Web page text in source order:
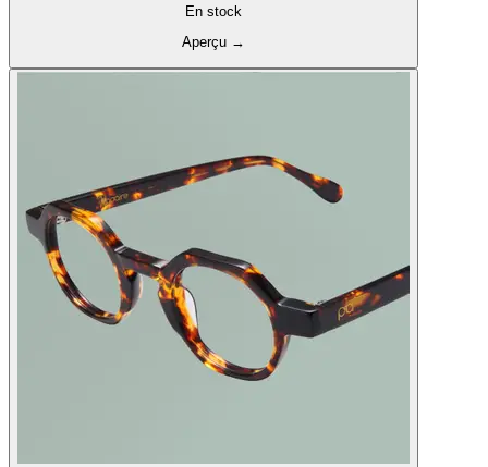
En stock
Aperçu →